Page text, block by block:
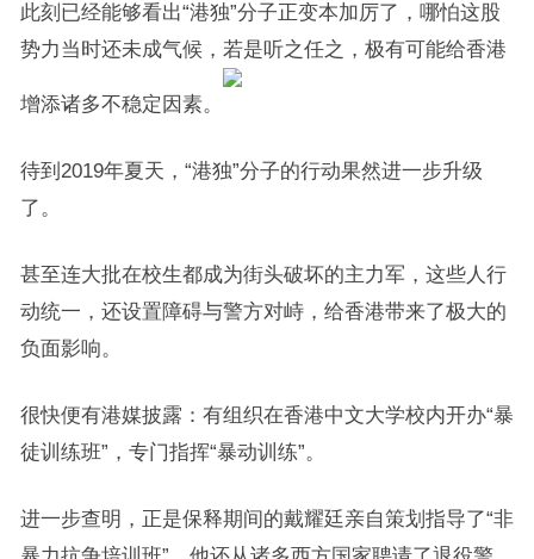
此刻已经能够看出“港独”分子正变本加厉了，哪怕这股
势力当时还未成气候，若是听之任之，极有可能给香港
增添诸多不稳定因素。
待到2019年夏天，“港独”分子的行动果然进一步升级
了。
甚至连大批在校生都成为街头破坏的主力军，这些人行
动统一，还设置障碍与警方对峙，给香港带来了极大的
负面影响。
很快便有港媒披露：有组织在香港中文大学校内开办“暴
徒训练班”，专门指挥“暴动训练”。
进一步查明，正是保释期间的戴耀廷亲自策划指导了“非